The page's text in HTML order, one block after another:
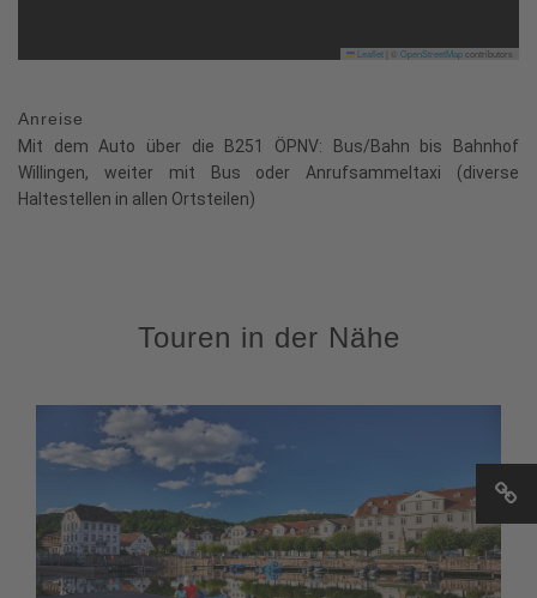
Leaflet OpenStreetMapcontributors
Anreise
Mit dem Auto über die B251 ÖPNV: Bus/Bahn bis Bahnhof
Willingen, weiter mit Bus oder Anrufsammeltaxi (diverse
Haltestellen in allen Ortsteilen)
Touren in der Nähe